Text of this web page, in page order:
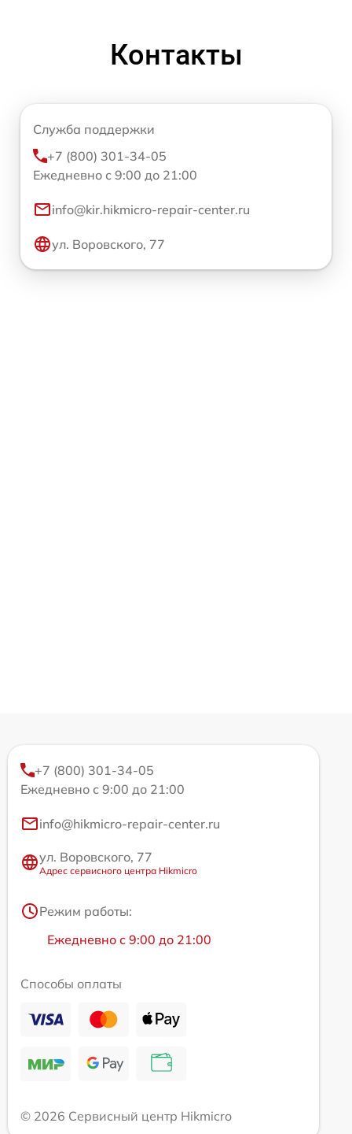
Контакты
Служба поддержки
+7 (800) 301-34-05
Ежедневно с 9:00 до 21:00
info@kir.hikmicro-repair-center.ru
ул. Воровского, 77
+7 (800) 301-34-05
Ежедневно с 9:00 до 21:00
info@hikmicro-repair-center.ru
ул. Воровского, 77
Адрес сервисного центра Hikmicro
Режим работы:
Ежедневно с 9:00 до 21:00
Способы оплаты
© 2026 Сервисный центр Hikmicro